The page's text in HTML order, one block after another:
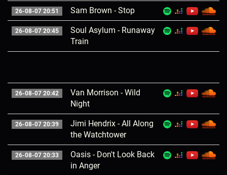
26-08-07 20:51 Sam Brown - Stop
26-08-07 20:45
Soul Asylum - Runaway
Train
26-08-07 20:42
Van Morrison - Wild
Night
26-08-07 20:39
Jimi Hendrix - All Along
the Watchtower
26-08-07 20:33
Oasis - Don't Look Back
in Anger